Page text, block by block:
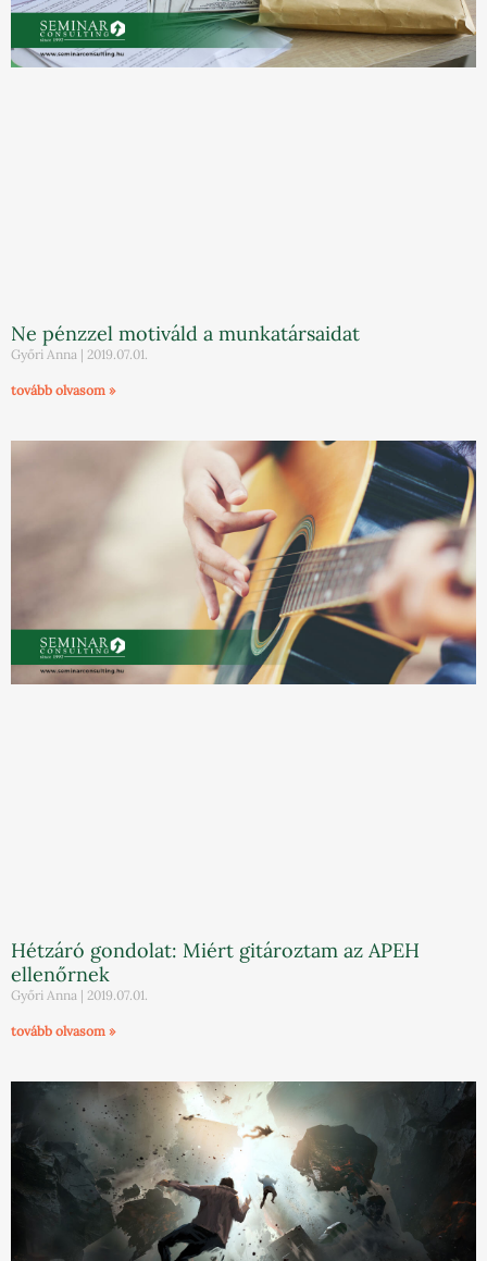
Ne pénzzel motiváld a munkatársaidat
Győri Anna 2019.07.01.
tovább olvasom »
Hétzáró gondolat: Miért gitároztam az APEH
ellenőrnek
Győri Anna 2019.07.01.
tovább olvasom »